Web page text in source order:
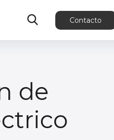
Contacto
de